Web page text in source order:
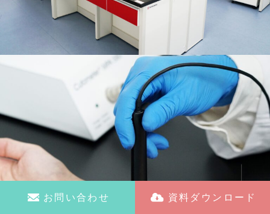
お問い合わせ 資料ダウンロード